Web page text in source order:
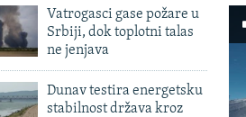
Vatrogasci gase požare u
Srbiji, dok toplotni talas
ne jenjava
Dunav testira energetsku
stabilnost država kroz